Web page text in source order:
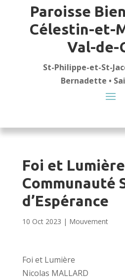
Paroisse
Célestin-et-
Val-de-
St-Philippe-et-St-
Bernadette •
Foi et
Communauté
d’Espérance
10 Oct 2023 | Mouvement
Foi et Lumière
Nicolas MALLARD